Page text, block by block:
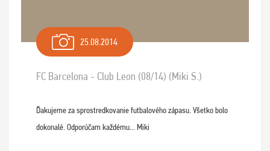
25.08.2014
FC Barcelona - Club Leon (08/14) (Miki S.)
Ďakujeme za sprostredkovanie futbalového zápasu. Všetko bolo
dokonalé. Odporúčam každému... Miki